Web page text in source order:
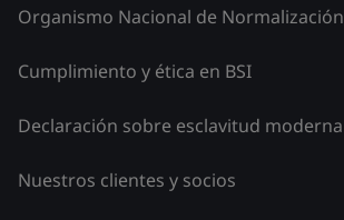
Organismo Nacional de Normalización
Cumplimiento y ética en BSI
Declaración sobre esclavitud moderna
Nuestros clientes y socios